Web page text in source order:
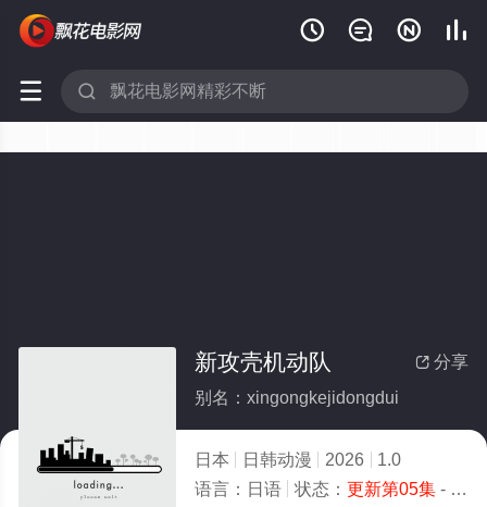
   
 
 分享
新攻壳机动队
别名：xingongkejidongdui
日本 日韩动漫 2026
1.0
语言： 日语 状态： 更新第05集- 高清免费在线观看